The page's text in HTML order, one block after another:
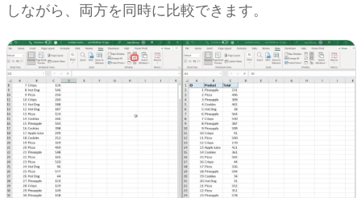
しながら、両方を同時に比較できます。